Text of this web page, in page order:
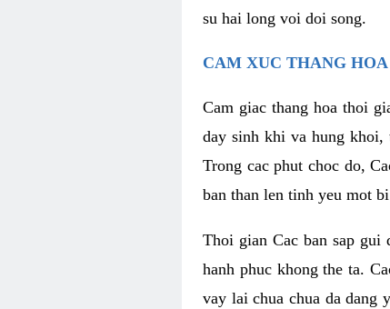
su hai long voi doi song.
CAM XUC THANG
Cam giac thang hoa thoi
day sinh khi va hung khoi,
Trong cac phut choc do,
ban than len tinh yeu mot
Thoi gian Cac ban sap
hanh phuc khong the ta.
vay lai chua chua da dang